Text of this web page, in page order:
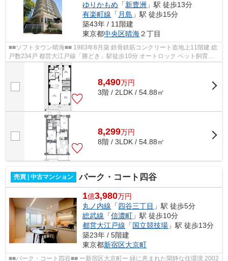
ゆりかもめ 「新豊洲 」駅 徒歩13分
有楽町線 「 月島 」駅 徒歩15分
築43年 / 11階建
東京都中央区晴海２丁目
■■ソフトタウン晴海■■ 1983年8月築 鉄骨鉄筋コンクリート造地上11階建 総
戸数234戸 都営大江戸線「勝どき」駅徒歩10分 オートロック ペット飼育可
能 防犯カメラ 自転車置き場(要確...
8,490万円
3階 / 2LDK / 54.88㎡
8,299万円
8階 / 3LDK / 54.88㎡
売買 | 中古マンション パーク・コート四谷
1億3,980万円
丸ノ内線 「四谷三丁目 」駅 徒歩5分
総武線 「信濃町 」駅 徒歩10分
都営大江戸線 「国立競技場 」駅 徒歩13分
築23年 / 5階建
東京都新宿区大京町
■■パーク・コート四谷■■ ー新宿区大京町ー 緑に恵まれた閑静な住環境 2002